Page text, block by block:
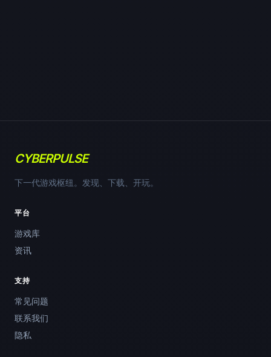
CYBERPULSE
下一代游戏枢纽。发现、下载、开玩。
平台
游戏库
资讯
支持
常见问题
联系我们
隐私